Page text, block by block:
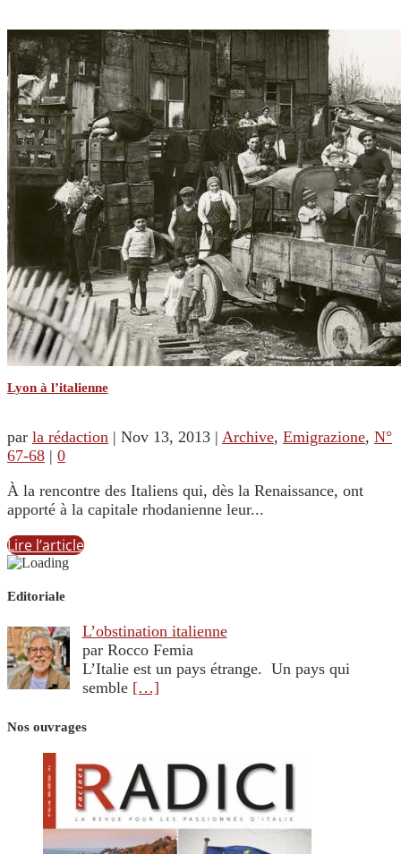
Lyon à l’italienne
par la rédaction | Nov 13, 2013 | Archive, Emigrazione, N°
67-68 | 0
À la rencontre des Italiens qui, dès la Renaissance, ont
apporté à la capitale rhodanienne leur...
Lire l’article
Editoriale
L’obstination italienne
par Rocco Femia
L’Italie est un pays étrange. Un pays qui
semble […]
Nos ouvrages